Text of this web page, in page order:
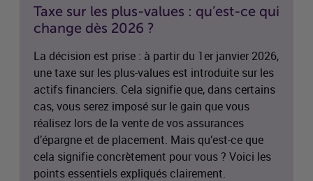
Taxe sur les plus-values : qu’est-ce qui
change dès 2026 ?
La décision est prise : à partir du 1er janvier 2026,
une taxe sur les plus-values est introduite sur les
actifs financiers. Cela signifie que, dans certains
cas, vous serez imposé sur le gain que vous
réalisez lors de la vente de vos assurances
d’épargne et de placement. Mais qu’est-ce que
cela signifie concrètement pour vous ? Voici les
points essentiels expliqués clairement.